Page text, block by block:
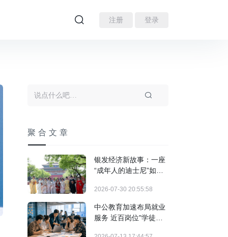
注册 登录
聚合文章
银发经济新故事：一座
“成年人的迪士尼”如何
2026-07-30 20:55:58
中公教育加速布局就业
服务 近百岗位"学徒